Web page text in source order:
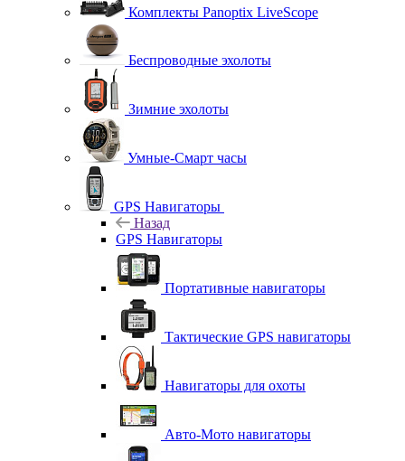
Комплекты Panoptix LiveScope
Беспроводные эхолоты
Зимние эхолоты
Умные-Смарт часы
GPS Навигаторы
Назад
GPS Навигаторы
Портативные навигаторы
Тактические GPS навигаторы
Навигаторы для охоты
Авто-Мото навигаторы